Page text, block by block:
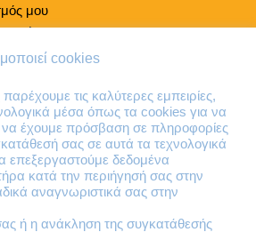
μου
cookies
τις καλύτερες εμπειρίες,
μέσα όπως τα cookies για να
έχουμε πρόσβαση σε πληροφορίες
σας σε αυτά τα τεχνολογικά
επεξεργαστούμε δεδομένα
κατά την περιήγησή σας στην
αναγνωριστικά σας στην
ή η ανάκληση της συγκατάθεσής